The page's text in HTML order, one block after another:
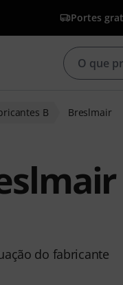
Portes
B Breslmair
do fabricante